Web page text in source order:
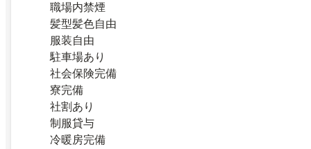
職場内禁煙
髪型髪色自由
服装自由
駐車場あり
社会保険完備
寮完備
社割あり
制服貸与
冷暖房完備